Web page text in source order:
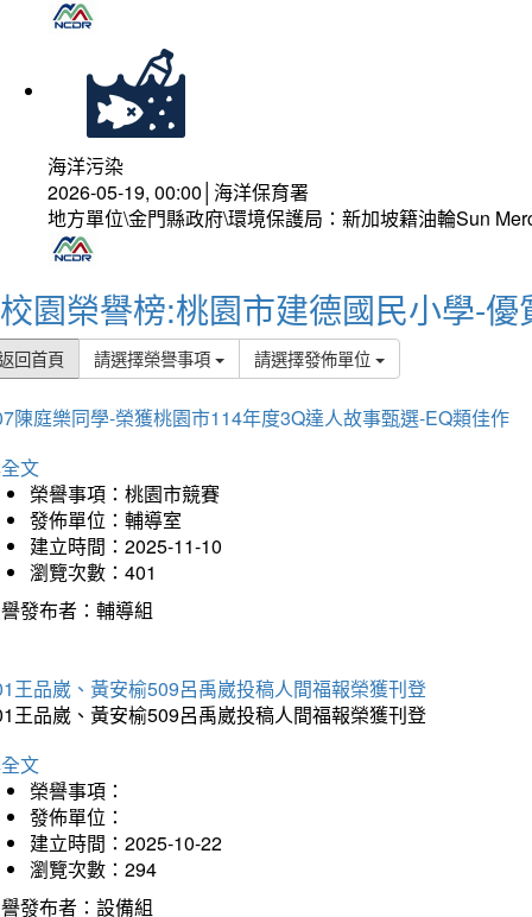
海洋污染
2026-05-19, 00:00│海洋保育署
地方單位\金門縣政府\環境保護局：新加坡籍油輪Sun
校園榮譽榜:桃園市建德國民小學-優
回首頁 請選擇榮譽事項 請選擇發佈單位
陳庭樂同學-榮獲桃園市114年度3Q達人故事甄選-EQ類佳作
文
榮譽事項：桃園市競賽
發佈單位：輔導室
建立時間：2025-11-10
瀏覽次數：401
發布者：輔導組
王品崴、黃安榆509呂禹崴投稿人間福報榮獲刊登
王品崴、黃安榆509呂禹崴投稿人間福報榮獲刊登
文
榮譽事項：
發佈單位：
建立時間：2025-10-22
瀏覽次數：294
發布者：設備組